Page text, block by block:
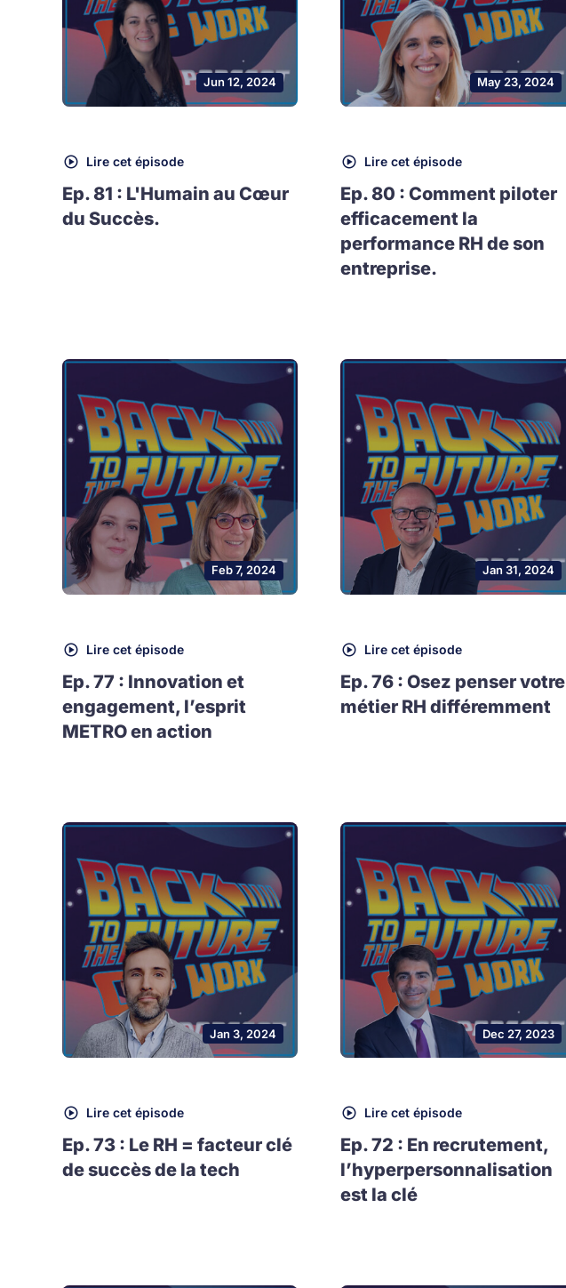
Jun 12, 2024
Lire cet épisode
Ep. 81 : L'Humain au Cœur
du Succès.
May 23, 2024
Lire cet épisode
Ep. 80 : Comment piloter
efficacement la
performance RH de son
entreprise.
Feb 7, 2024
Lire cet épisode
Ep. 77 : Innovation et
engagement, l’esprit
METRO en action
Jan 31, 2024
Lire cet épisode
Ep. 76 : Osez penser votre
métier RH différemment
Jan 3, 2024
Lire cet épisode
Ep. 73 : Le RH = facteur clé
de succès de la tech
Dec 27, 2023
Lire cet épisode
Ep. 72 : En recrutement,
l’hyperpersonnalisation
est la clé